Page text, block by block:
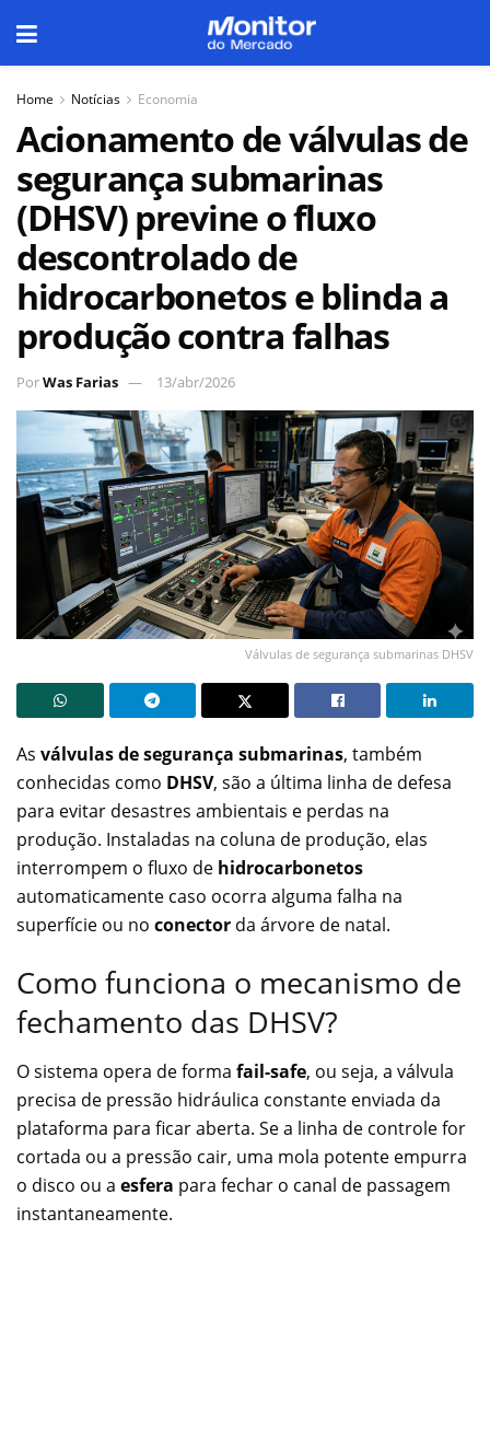
Home Notícias Economia
Acionamento de válvulas de
segurança submarinas
(DHSV) previne o fluxo
descontrolado de
hidrocarbonetos e blinda a
produção contra falhas
PorWas Farias 13/abr/2026
Válvulas de segurança submarinas DHSV
As válvulas de segurança submarinas, também
conhecidas como DHSV, são a última linha de defesa
para evitar desastres ambientais e perdas na
produção. Instaladas na coluna de produção, elas
interrompem o fluxo de hidrocarbonetos
automaticamente caso ocorra alguma falha na
superfície ou no conector da árvore de natal.
Como funciona o mecanismo de
fechamento das DHSV?
O sistema opera de forma fail-safe, ou seja, a válvula
precisa de pressão hidráulica constante enviada da
plataforma para ficar aberta. Se a linha de controle for
cortada ou a pressão cair, uma mola potente empurra
o disco ou a esfera para fechar o canal de passagem
instantaneamente.